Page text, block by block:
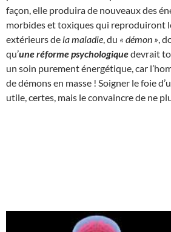
façon, elle produira de nouveaux des
morbides et toxiques qui reproduiront
extérieurs de la maladie , du « démon » ,
qu’une réforme psychologiquedevrait
un soin purement énergétique, car
de démons en masse ! Soigner le foie
utile, certes, mais le convaincre de ne